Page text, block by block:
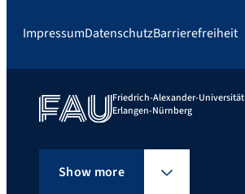
ImpressumDatenschutzBarrierefreiheit
Friedrich-Alexander-Universität
Erlangen-Nürnberg
Show more